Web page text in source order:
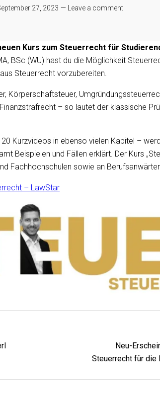
27, 2023 Leave a comment
Kurs zum Steuerrecht für
BSc (WU) hast du die Möglichkeit
Steuerrecht vorzubereiten.
Körperschaftsteuer,
– so lautet der klassische
Kurzvideos in ebenso vielen Kapitel –
Beispielen und Fällen erklärt. Der Kurs
Fachhochschulen sowie an
– LawStar
Neu-
Steuerrecht für die